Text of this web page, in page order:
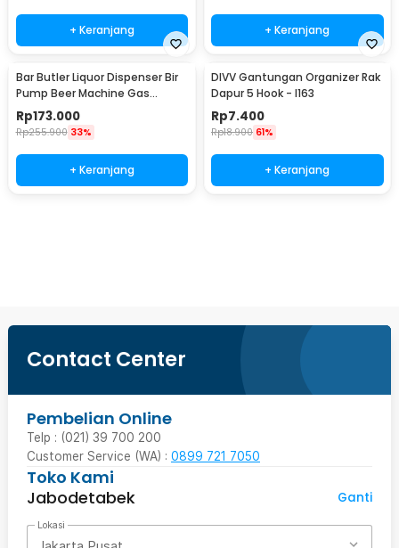
+ Keranjang + Keranjang
Bar Butler Liquor Dispenser Bir
Pump Beer Machine Gas
Station 900ml - P-36
Rp173.000
Rp255.900 33%
+ Keranjang
DIVV Gantungan Organizer Rak
Dapur 5 Hook - I163
Rp7.400
Rp18.900 61%
+ Keranjang
Contact Center
Pembelian Online
Telp : (021) 39 700 200
Customer Service (WA) : 0899 721 7050
Toko Kami
Jabodetabek
Ganti
Lokasi